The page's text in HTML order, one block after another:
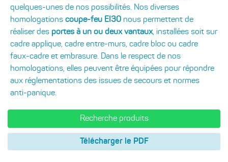
quelques-unes de nos possibilités. Nos diverses
homologations coupe-feu EI30 nous permettent de
réaliser des portes à un ou deux vantaux, installées soit sur
cadre applique, cadre entre-murs, cadre bloc ou cadre
faux-cadre et embrasure. Dans le respect de nos
homologations, elles peuvent être équipées pour répondre
aux réglementations des issues de secours et normes
anti-panique.
Recherche produits
Télécharger le PDF